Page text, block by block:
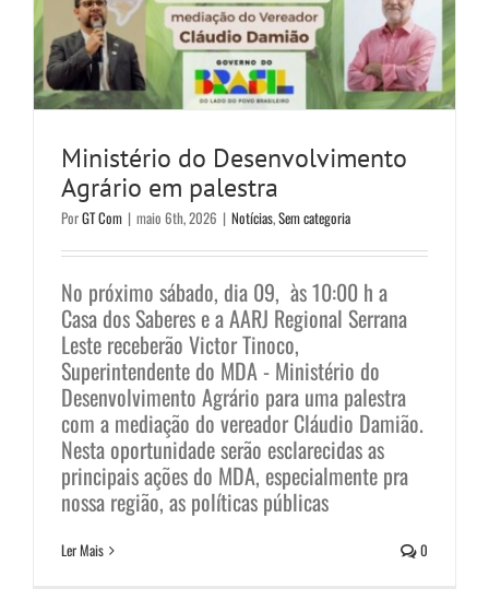
Ministério do Desenvolvimento
Agrário em palestra
PorGT Com | maio 6th, 2026 | Notícias,Sem categoria
No próximo sábado, dia 09, às 10:00 h a
Casa dos Saberes e a AARJ Regional Serrana
Leste receberão Victor Tinoco,
Superintendente do MDA - Ministério do
Desenvolvimento Agrário para uma palestra
com a mediação do vereador Cláudio Damião.
Nesta oportunidade serão esclarecidas as
principais ações do MDA, especialmente pra
nossa região, as políticas públicas
Ler Mais 0
Justiça suspende obras no Buraco